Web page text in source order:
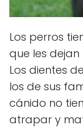
Los perros
que les
Los dientes
los de sus
cánido no
atrapar y